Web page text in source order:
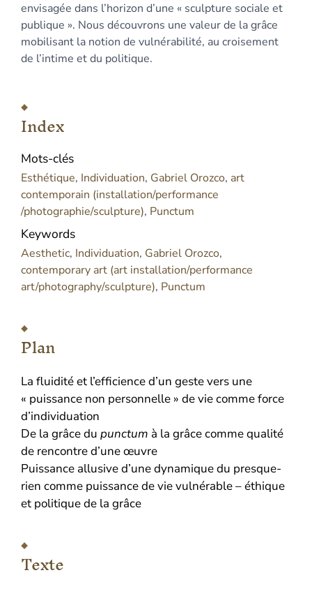
envisagée dans l’horizon d’une « sculpture sociale et
publique ». Nous découvrons une valeur de la grâce
mobilisant la notion de vulnérabilité, au croisement
de l’intime et du politique.
Index
Mots-clés
Esthétique, Individuation, Gabriel Orozco, art
contemporain (installation/performance
/photographie/sculpture), Punctum
Keywords
Aesthetic, Individuation, Gabriel Orozco,
contemporary art (art installation/performance
art/photography/sculpture), Punctum
Plan
La fluidité et l’efficience d’un geste vers une
« puissance non personnelle » de vie comme force
d’individuation
De la grâce du punctum à la grâce comme qualité
de rencontre d’une œuvre
Puissance allusive d’une dynamique du presque-
rien comme puissance de vie vulnérable – éthique
et politique de la grâce
Texte